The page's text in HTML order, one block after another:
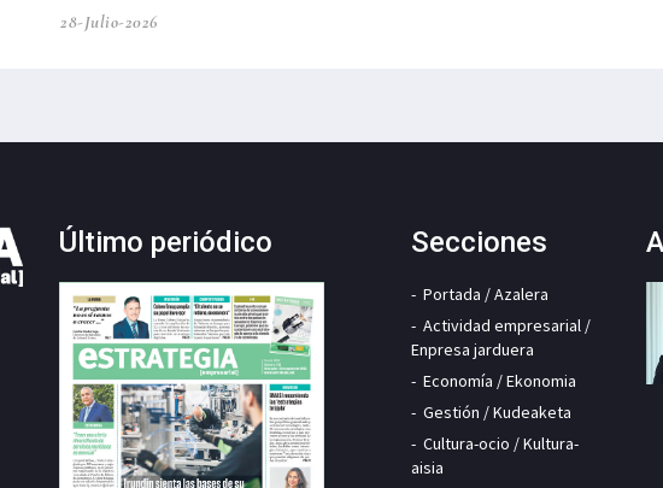
28-Julio-2026
Último periódico Secciones
Portada / Azalera
Actividad empresarial /
Enpresa jarduera
Economía / Ekonomia
Gestión / Kudeaketa
Cultura-ocio / Kultura-
aisia